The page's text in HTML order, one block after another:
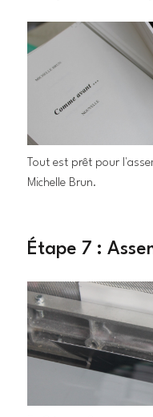
Tout est prêt pour
Michelle Brun.
Étape 7 :